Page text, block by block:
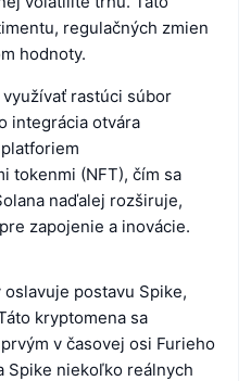
regulačných zmien
hodnoty.
rastúci súbor
integrácia otvára
tokenmi (NFT), čím sa
naďalej rozširuje,
zapojenie a inovácie.
postavu Spike,
kryptomena sa
v časovej osi Furieho
Spike niekoľko reálnych